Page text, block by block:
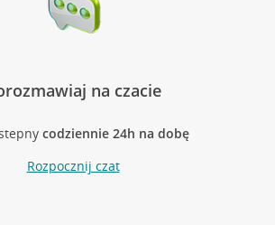
na czacie
codziennie 24h na dobę
Rozpocznij czat